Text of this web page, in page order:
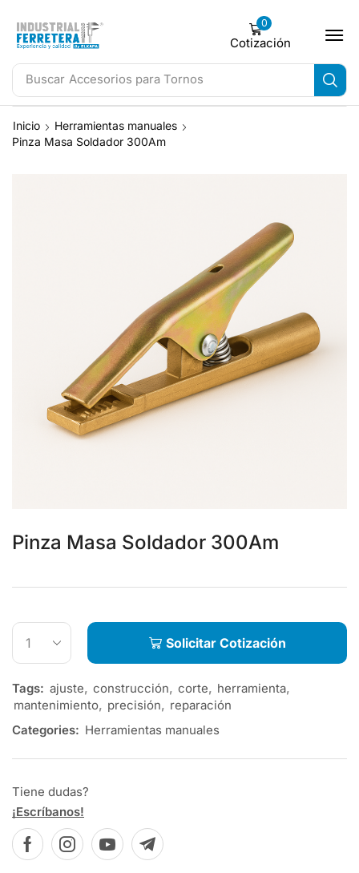
Buscar Accesorios para Tornos
0
Cotización
Inicio
Herramientas manuales
Pinza Masa Soldador 300Am
Pinza Masa Soldador 300Am
Solicitar Cotización
Tags: ajuste, construcción, corte, herramienta,
mantenimiento, precisión, reparación
Categories: Herramientas manuales
Tiene dudas?
¡Escríbanos!